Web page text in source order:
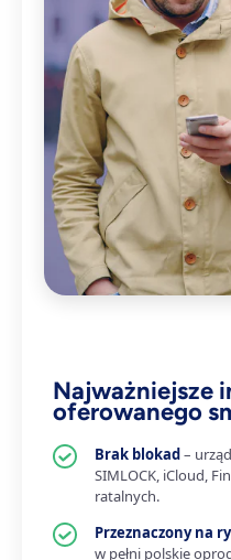
Najważniejsze
oferowanego
Brak blokad–
SIMLOCK, iCloud,
ratalnych.
Przeznaczony na
w pełni polskie